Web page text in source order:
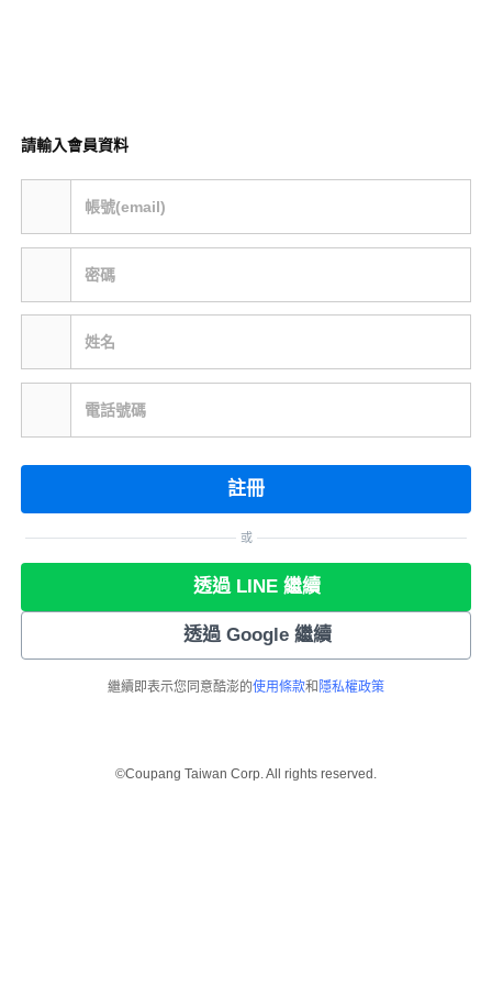
請輸入會員資料
帳號(email)
密碼
姓名
電話號碼
註冊
或
透過 LINE 繼續
透過 Google 繼續
繼續即表示您同意酷澎的使用條款和 隱私權政策
©Coupang Taiwan Corp. All rights reserved.